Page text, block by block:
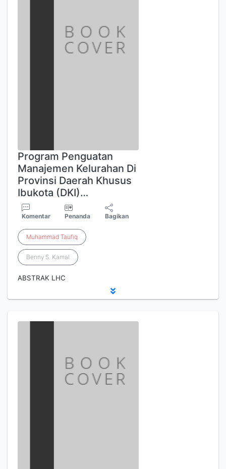
Program Penguatan
Manajemen Kelurahan Di
Provinsi Daerah Khusus
Ibukota (DKI)…
Komentar Penanda Bagikan
Muhammad Taufiq
Benny S. Kamal
ABSTRAK LHC